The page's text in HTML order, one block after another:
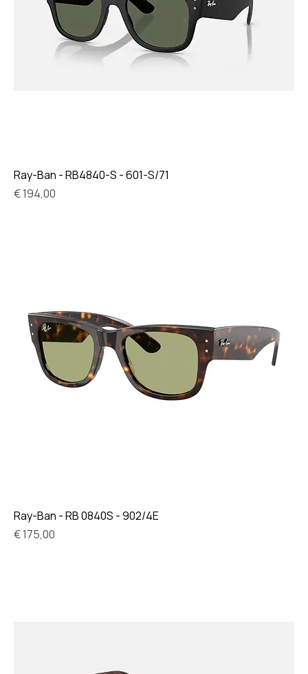
Ray-Ban - RB4840-S - 601-S/71
Prijs
€ 194,00
Ray-Ban - RB 0840S - 902/4E
Prijs
€ 175,00